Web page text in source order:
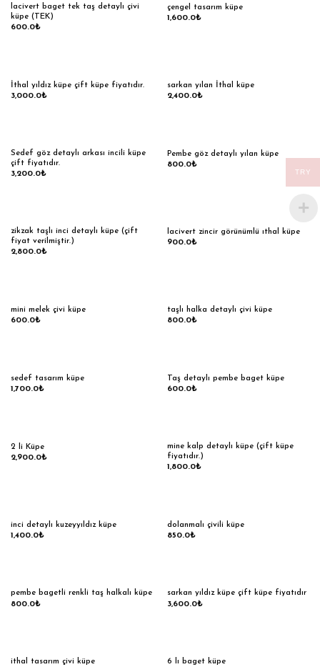
lacivert baget tek taş detaylı çivi
küpe (TEK)
600.0₺
çengel tasarım küpe
1,600.0₺
İthal yıldız küpe çift küpe fiyatıdır.
3,000.0₺
sarkan yılan İthal küpe
2,400.0₺
Sedef göz detaylı arkası incili küpe
çift fiyatıdır.
3,200.0₺
Pembe göz detaylı yılan küpe
800.0₺
zikzak taşlı inci detaylı küpe (çift
fiyat verilmiştir.)
2,800.0₺
lacivert zincir görünümlü ıthal küpe
900.0₺
mini melek çivi küpe
600.0₺
taşlı halka detaylı çivi küpe
800.0₺
sedef tasarım küpe
1,700.0₺
Taş detaylı pembe baget küpe
600.0₺
2 li Küpe
2,900.0₺
mine kalp detaylı küpe (çift küpe
fiyatıdır.)
1,800.0₺
inci detaylı kuzeyyıldız küpe
1,400.0₺
dolanmalı çivili küpe
850.0₺
pembe bagetli renkli taş halkalı küpe
800.0₺
sarkan yıldız küpe çift küpe fiyatıdır
3,600.0₺
ithal tasarım çivi küpe
6 lı baget küpe
TRY